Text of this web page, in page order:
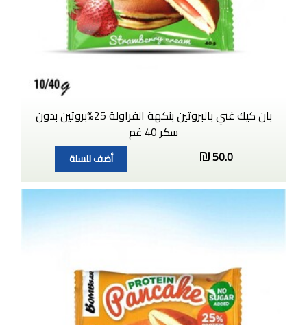
بان كيك غني بالبروتين بنكهة الفراولة 25%بروتين بدون
سكر 40 غم
50.0
أضف للسلة